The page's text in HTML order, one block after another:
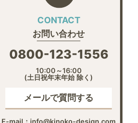
CONTACT
お問い合わせ
0800-123-1556
10:00～16:00
(土日祝年末年始 除く)
メールで質問する